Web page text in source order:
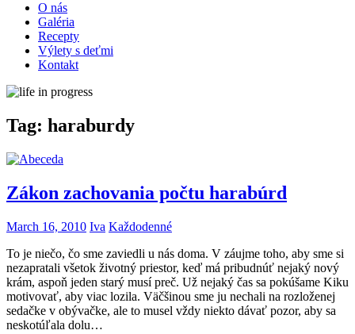
O nás
Galéria
Recepty
Výlety s deťmi
Kontakt
Tag: haraburdy
Zákon zachovania počtu harabúrd
March 16, 2010 Iva Každodenné
To je niečo, čo sme zaviedli u nás doma. V záujme toho, aby sme si
nezapratali všetok životný priestor, keď má pribudnúť nejaký nový
krám, aspoň jeden starý musí preč. Už nejaký čas sa pokúšame Kiku
motivovať, aby viac lozila. Väčšinou sme ju nechali na rozloženej
sedačke v obývačke, ale to musel vždy niekto dávať pozor, aby sa
neskotúľala dolu…